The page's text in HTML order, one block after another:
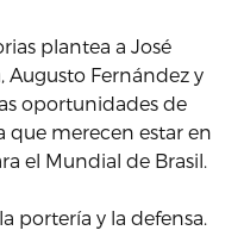
plantea a José
Augusto Fernández y
oportunidades de
que merecen estar en
el Mundial de Brasil.
portería y la defensa.